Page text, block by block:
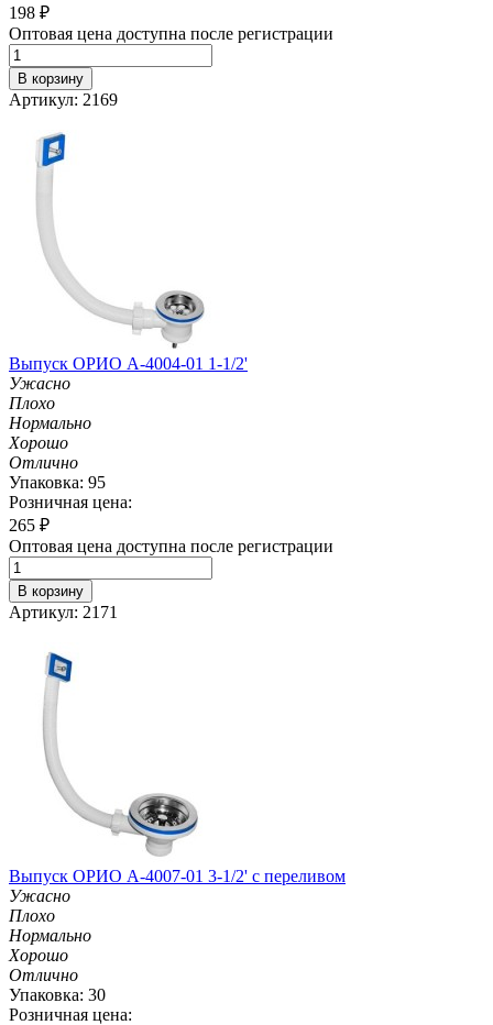
198 ₽
Оптовая цена доступна после регистрации
В корзину
Артикул: 2169
Выпуск ОРИО А-4004-01 1-1/2'
Ужасно
Плохо
Нормально
Хорошо
Отлично
Упаковка: 95
Розничная цена:
265 ₽
Оптовая цена доступна после регистрации
В корзину
Артикул: 2171
Выпуск ОРИО А-4007-01 3-1/2' с переливом
Ужасно
Плохо
Нормально
Хорошо
Отлично
Упаковка: 30
Розничная цена: